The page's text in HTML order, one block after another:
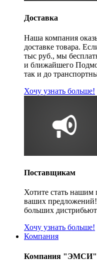
Доставка
Наша компания
доставке товара.
тыс руб., мы
и ближайшего
так и до
Хочу узнать больше!
Поставщикам
Хотите стать
ваших
больших
Хочу узнать больше!
Компания
Компания "ЭМСИ"